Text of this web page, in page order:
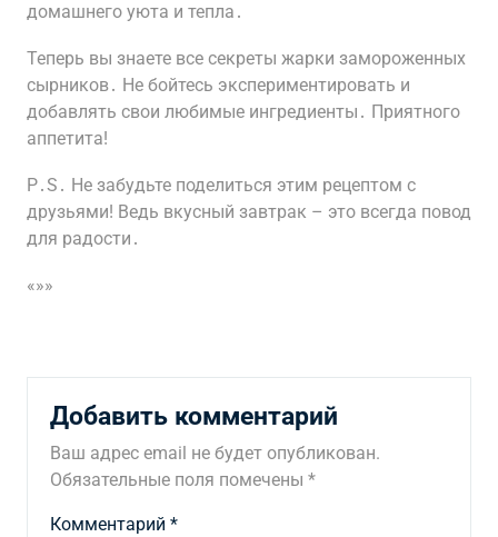
домашнего уюта и тепла․
Теперь вы знаете все секреты жарки замороженных
сырников․ Не бойтесь экспериментировать и
добавлять свои любимые ингредиенты․ Приятного
аппетита!
P․S․ Не забудьте поделиться этим рецептом с
друзьями! Ведь вкусный завтрак – это всегда повод
для радости․
«»»
Добавить комментарий
Ваш адрес email не будет опубликован.
Обязательные поля помечены *
Комментарий *